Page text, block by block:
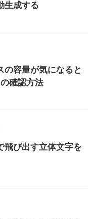
生成する
の容量が気になると
確認方法
飛び出す立体文字を